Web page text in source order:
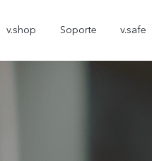
v.shop Soporte v.safe